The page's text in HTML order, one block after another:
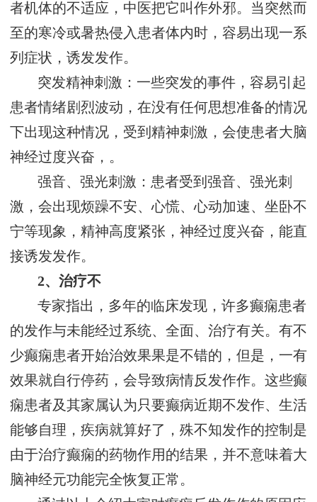
者机体的不适应，中医把它叫作外邪。当突然而
至的寒冷或暑热侵入患者体内时，容易出现一系
列症状，诱发发作。
突发精神刺激：一些突发的事件，容易引起
患者情绪剧烈波动，在没有任何思想准备的情况
下出现这种情况，受到精神刺激，会使患者大脑
神经过度兴奋，。
强音、强光刺激：患者受到强音、强光刺
激，会出现烦躁不安、心慌、心动加速、坐卧不
宁等现象，精神高度紧张，神经过度兴奋，能直
接诱发发作。
2、治疗不
专家指出，多年的临床发现，许多癫痫患者
的发作与未能经过系统、全面、治疗有关。有不
少癫痫患者开始治效果果是不错的，但是，一有
效果就自行停药，会导致病情反发作作。这些癫
痫患者及其家属认为只要癫病近期不发作、生活
能够自理，疾病就算好了，殊不知发作的控制是
由于治疗癫痫的药物作用的结果，并不意味着大
脑神经元功能完全恢复正常。